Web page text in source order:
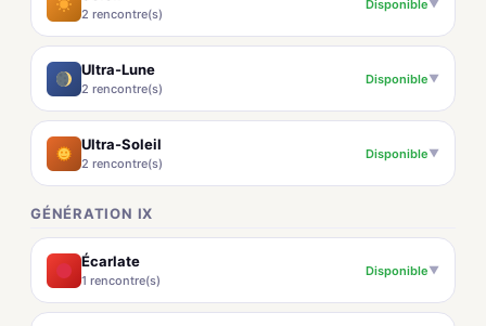
2 rencontre(s)
Disponible▼
Ultra-Lune
2 rencontre(s)
Disponible▼
Ultra-Soleil
2 rencontre(s)
Disponible▼
GÉNÉRATION IX
Écarlate
1 rencontre(s)
Disponible▼